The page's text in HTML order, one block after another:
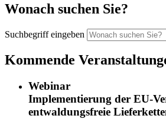
Wonach suchen Sie?
Suchbegriff eingeben
Kommende
Webinar
Implementierung der EU-
entwaldungsfreie